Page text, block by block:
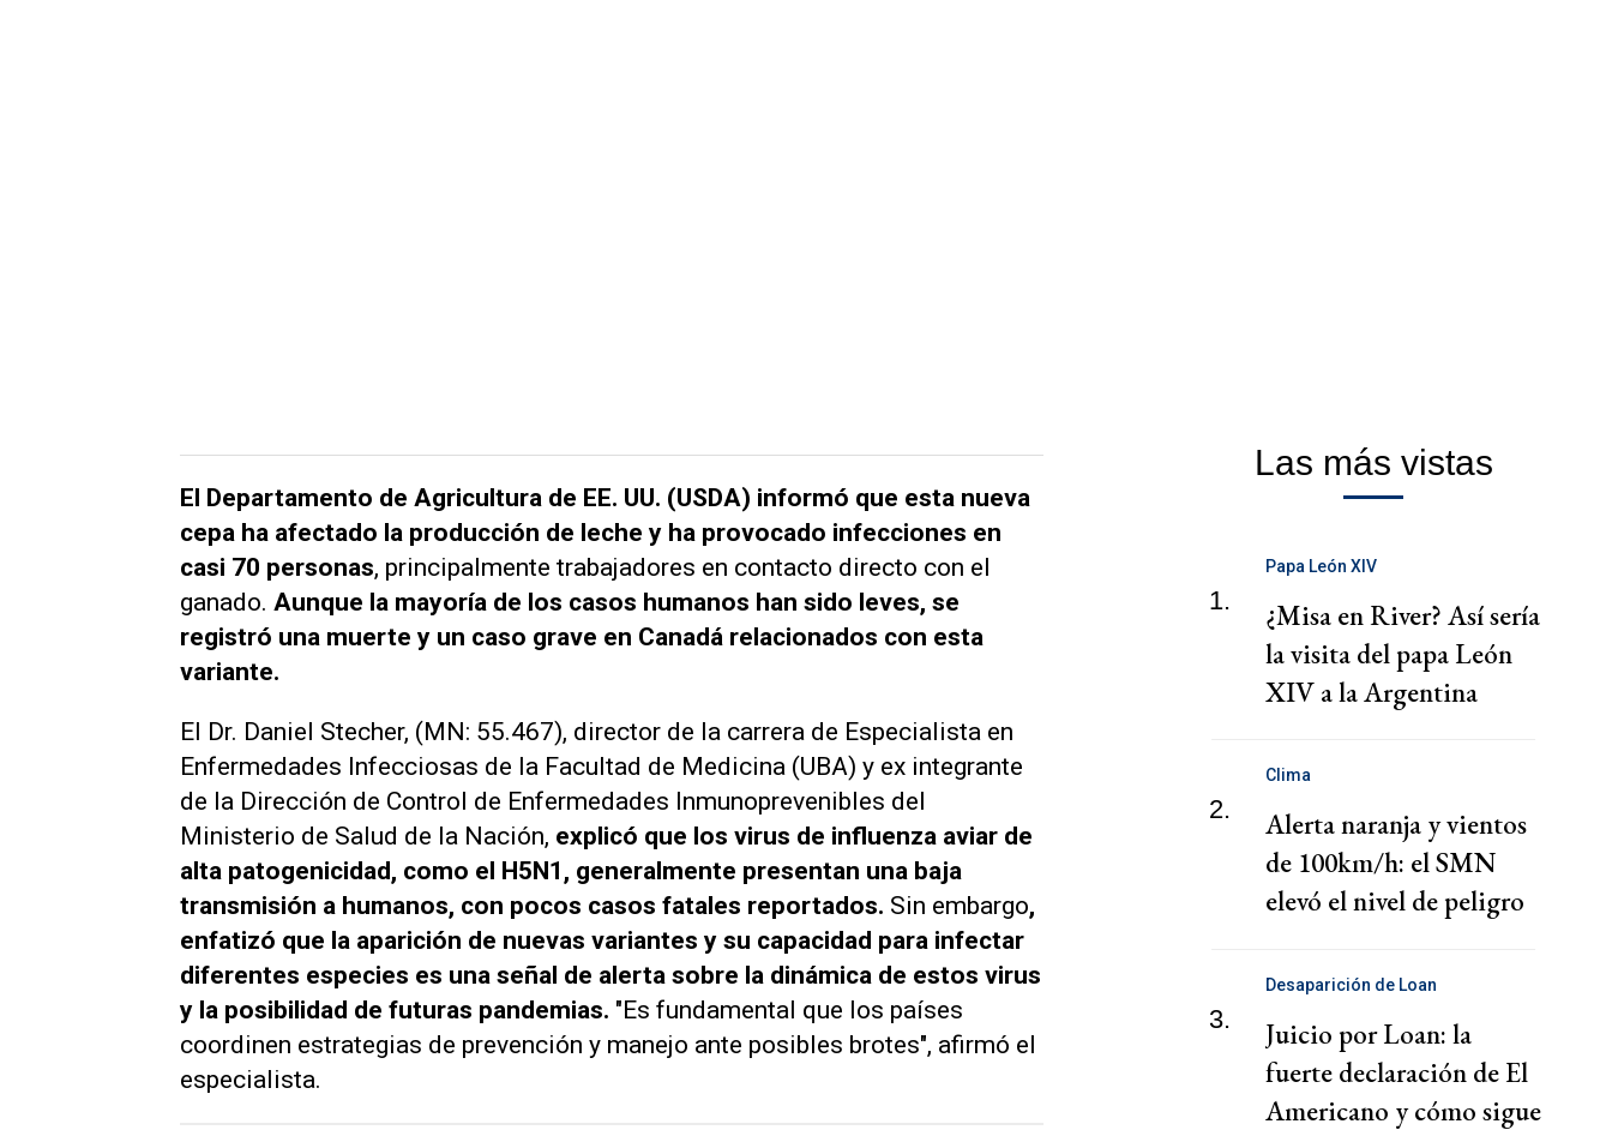
El Departamento de Agricultura de EE. UU. (USDA) informó que esta nueva
cepa ha afectado la producción de leche y ha provocado infecciones en
casi 70 personas, principalmente trabajadores en contacto directo con el
ganado. Aunque la mayoría de los casos humanos han sido leves, se
registró una muerte y un caso grave en Canadá relacionados con esta
variante.
El Dr. Daniel Stecher, (MN: 55.467), director de la carrera de Especialista en
Enfermedades Infecciosas de la Facultad de Medicina (UBA) y ex integrante
de la Dirección de Control de Enfermedades Inmunoprevenibles del
Ministerio de Salud de la Nación, explicó que los virus de influenza aviar de
alta patogenicidad, como el H5N1, generalmente presentan una baja
transmisión a humanos, con pocos casos fatales reportados. Sin embargo,
enfatizó que la aparición de nuevas variantes y su capacidad para infectar
diferentes especies es una señal de alerta sobre la dinámica de estos virus
y la posibilidad de futuras pandemias. "Es fundamental que los países
coordinen estrategias de prevención y manejo ante posibles brotes", afirmó el
especialista.
Las más vistas
1.
Papa León XIV
¿Misa en River? Así sería
la visita del papa León
XIV a la Argentina
2.
Clima
Alerta naranja y vientos
de 100km/h: el SMN
elevó el nivel de peligro
3.
Desaparición de Loan
Juicio por Loan: la
fuerte declaración de El
Americano y cómo sigue